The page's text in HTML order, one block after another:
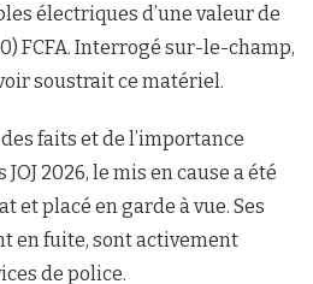
électriques d’une valeur de
FCFA. Interrogé sur-le-champ,
soustrait ce matériel.
faits et de l’importance
2026, le mis en cause a été
et placé en garde à vue. Ses
en fuite, sont activement
de police.